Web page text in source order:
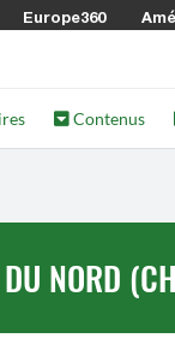
Europe360
Contenus
NORD